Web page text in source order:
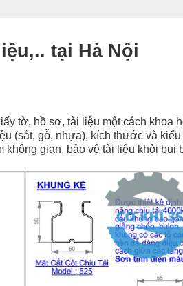
tại Hà Nội
tờ, hồ sơ, tài liệu một cách khoa
(sắt, gỗ, nhựa), kích thước và
không gian, bảo vệ tài liệu khỏi bụi